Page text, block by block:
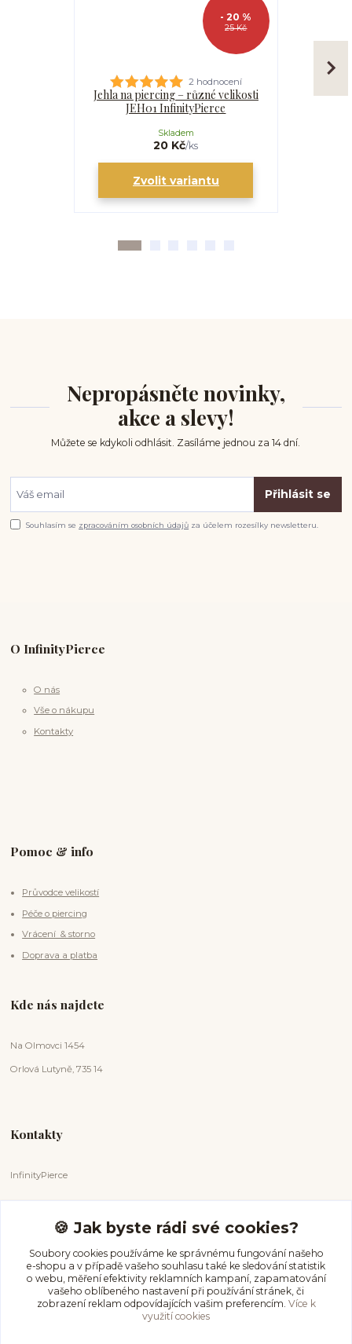
25 Kč
- 20 %
2 hodnocení
Jehla na piercing – různé velikosti
JEH01 InfinityPierce
20 Kč/ks
Skladem
Zvolit variantu
Nepropásněte novinky,
akce a slevy!
Můžete se kdykoli odhlásit. Zasíláme jednou za 14 dní.
Přihlásit se
Souhlasím se zpracováním osobních údajů za účelem rozesílky newsletteru.
O InfinityPierce
O nás
Vše o nákupu
Kontakty
Pomoc & info
Průvodce velikostí
Péče o piercing
Vrácení & storno
Doprava a platba
Kde nás najdete
Na Olmovci 1454
Orlová Lutyně, 735 14
Kontakty
InfinityPierce
+420 731 681 038
(Po-Ne, 9-18 hod.)
info@infinitypierce.cz
🍪 Jak byste rádi své cookies?
Soubory cookies používáme ke správnému fungování našeho
e-shopu a v případě vašeho souhlasu také ke sledování statistik
o webu, měření efektivity reklamních kampaní, zapamatování
vašeho oblíbeného nastavení při používání stránek, či
zobrazení reklam odpovídajících vašim preferencím. Více k
využití cookies